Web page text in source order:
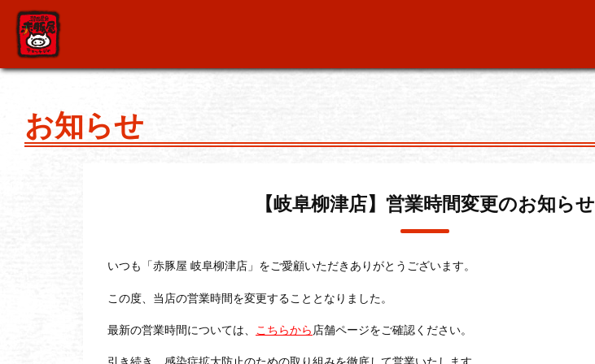
お知らせ
【岐阜柳津店】営業時間変更のお知らせ
いつも「赤豚屋 岐阜柳津店」をご愛顧いただきありがとうございます。
この度、当店の営業時間を変更することとなりました。
最新の営業時間については、 こちらから店舗ページをご確認ください。